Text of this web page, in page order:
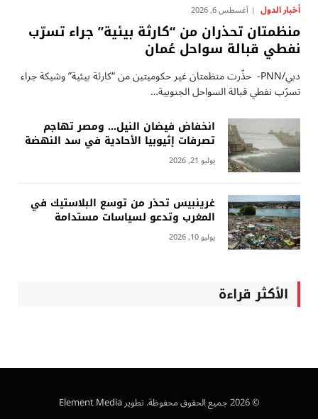
أخبار الدول أغسطس 6, 2026
منظمتان تحذران من “كارثة بيئية” جراء تسرّب
نفطي قبالة سواحل عُمان
دبي/PNN- حذّرت منظمتان غير حكوميتين من “كارثة بيئية” وشيكة جراء
تسرّب نفطي قبالة السواحل الجنوبية…
انخفاض فيضان النيل… ومصر تهاجم
تصرفات إثيوبيا الأحادية في سد النهضة
يوليو 21, 2026
غرينبيس تحذر من توسع البلاستيك في
المغرب وتدعو لسياسات مستدامة
يوليو 10, 2026
الأكثر قراءة
© 2026 جميع الحقوق محفوظة. تطوير Element Media